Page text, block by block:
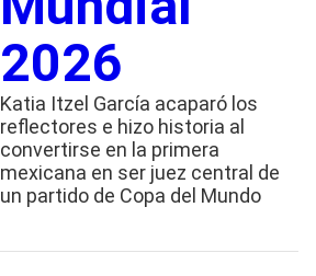
2026
Katia Itzel García acaparó los
reflectores e hizo historia al
convertirse en la primera
mexicana en ser juez central de
un partido de Copa del Mundo